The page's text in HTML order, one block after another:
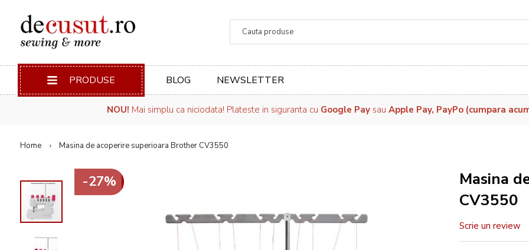
PRODUSE BLOG NEWSLETTER
NOU! Mai simplu ca niciodata! Plateste in siguranta cu Google Paysau Apple Pay, PayPo (cumpara
Home Masina de acoperire superioara Brother CV3550
-27%
Masina
CV3550
Scrie un review